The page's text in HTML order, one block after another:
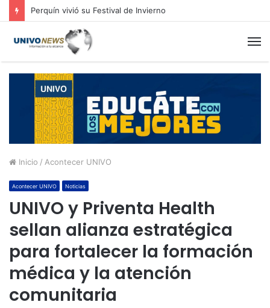
Perquín vivió su Festival de Invierno
Inicio / Acontecer UNIVO
Acontecer UNIVO Noticias
UNIVO y Priventa Health
sellan alianza estratégica
para fortalecer la formación
médica y la atención
comunitaria